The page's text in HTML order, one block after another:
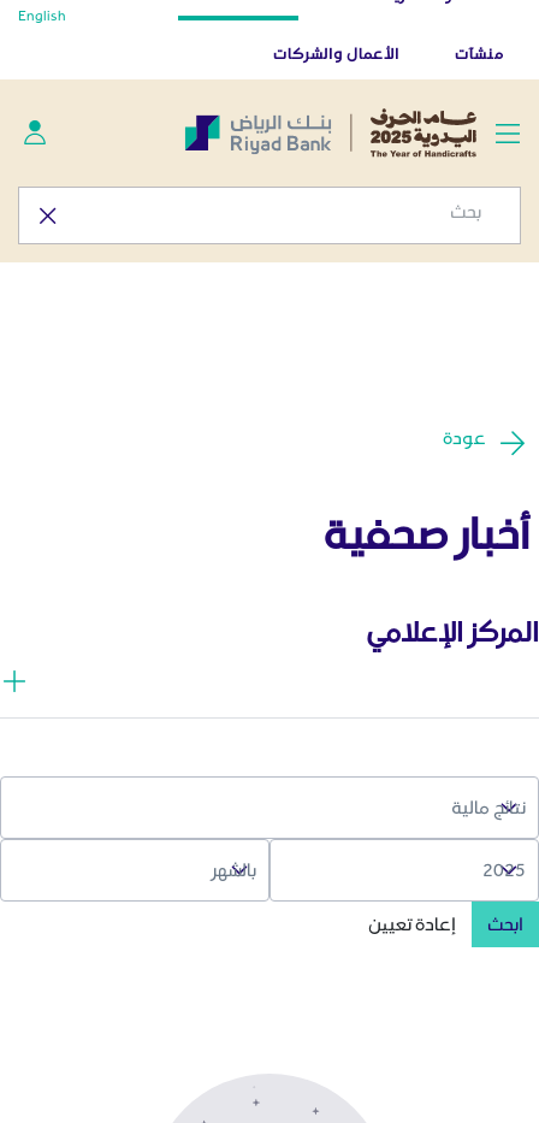
أخبار صحفية - المركز الإعلامي
تطبيق بنك الرياض
منشآت الأعمال والشركات
English
عودة
أخبار صحفية
المركز الإعلامي
ابحث إعادة تعيين